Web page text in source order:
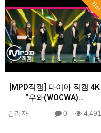
Hot
[MPD직캠] 다이아 직캠 4K
"우와(WOOWA)…
관리자 0 4,491